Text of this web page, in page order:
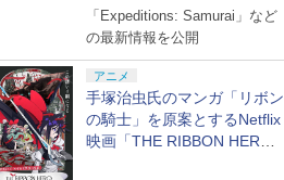
「Expeditions: Samurai」など
の最新情報を公開
アニメ
手塚治虫氏のマンガ「リボン
の騎士」を原案とするNetflix
映画「THE RIBBON HERO